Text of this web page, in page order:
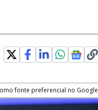
fonte preferencial no Google
window